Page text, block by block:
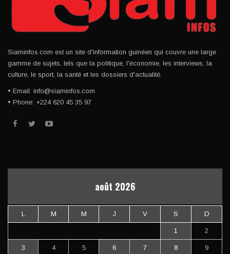
Siaminfos.com est un site d'information guinéen qui couvre une large
gamme de sujets, tels que la politique, l'économie, les interviews, la
culture, le sport, la santé et les dossiers d'actualité.
• Email: info@siaminfos.com
• Phone: +224 620 45 35 97
août 2026
L M M J V S D
1 2
3 4 5 6 7 8 9